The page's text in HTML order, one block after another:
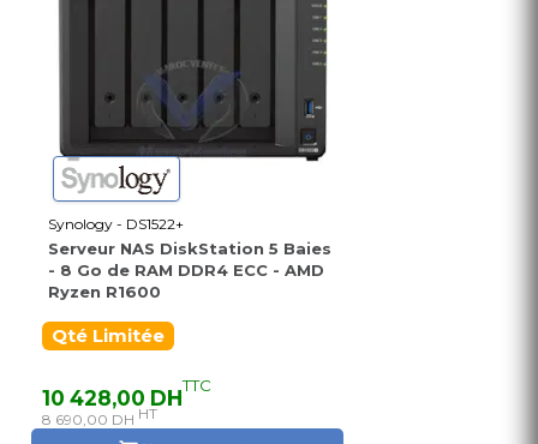
Synology - DS1522+
Serveur NAS DiskStation 5 Baies
- 8 Go de RAM DDR4 ECC - AMD
Ryzen R1600
Qté Limitée
10 428,00 DHTTC
8 690,00 DH HT